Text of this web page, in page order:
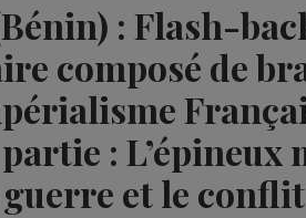
: Flash-
composé de
: L’épineux
et le